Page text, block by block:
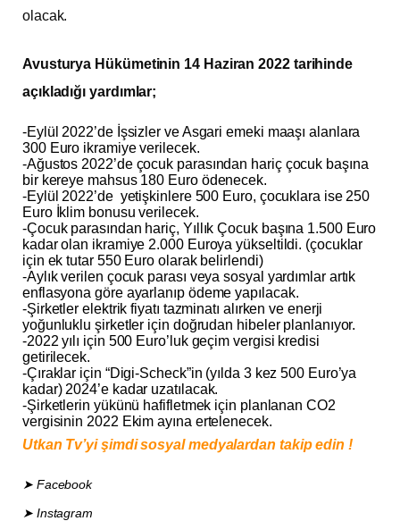
olacak.
Avusturya Hükümetinin 14 Haziran 2022 tarihinde
açıkladığı yardımlar;
-Eylül 2022’de İşsizler ve Asgari emeki maaşı alanlara
300 Euro ikramiye verilecek.
-Ağustos 2022’de çocuk parasından hariç çocuk başına
bir kereye mahsus 180 Euro ödenecek.
-Eylül 2022’de yetişkinlere 500 Euro, çocuklara ise 250
Euro İklim bonusu verilecek.
-Çocuk parasından hariç, Yıllık Çocuk başına 1.500 Euro
kadar olan ikramiye 2.000 Euroya yükseltildi. (çocuklar
için ek tutar 550 Euro olarak belirlendi)
-Aylık verilen çocuk parası veya sosyal yardımlar artık
enflasyona göre ayarlanıp ödeme yapılacak.
-Şirketler elektrik fiyatı tazminatı alırken ve enerji
yoğunluklu şirketler için doğrudan hibeler planlanıyor.
-2022 yılı için 500 Euro’luk geçim vergisi kredisi
getirilecek.
-Çıraklar için “Digi-Scheck”in (yılda 3 kez 500 Euro’ya
kadar) 2024’e kadar uzatılacak.
-Şirketlerin yükünü hafifletmek için planlanan CO2
vergisinin 2022 Ekim ayına ertelenecek.
Utkan Tv’yi şimdi sosyal medyalardan takip edin !
➤ Facebook
➤ Instagram